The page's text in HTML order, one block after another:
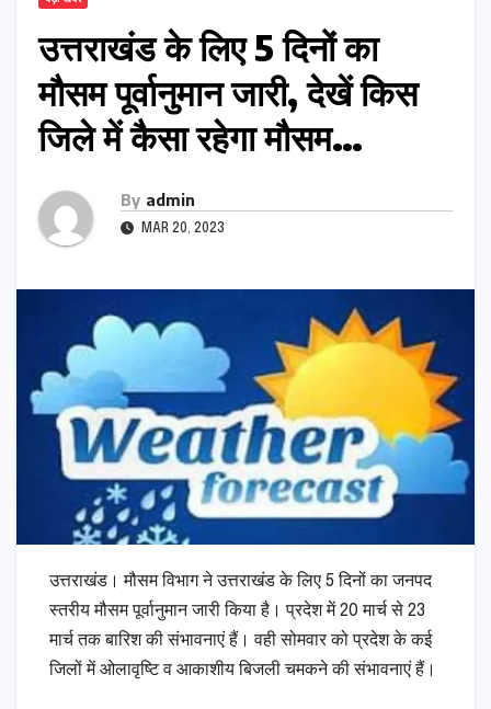
उत्तराखंड के लिए 5 दिनों का
मौसम पूर्वानुमान जारी, देखें किस
जिले में कैसा रहेगा मौसम…
By admin
MAR 20, 2023
उत्तराखंड। मौसम विभाग ने उत्तराखंड के लिए 5 दिनों का जनपद
स्तरीय मौसम पूर्वानुमान जारी किया है। प्रदेश में 20 मार्च से 23
मार्च तक बारिश की संभावनाएं हैं। वही सोमवार को प्रदेश के कई
जिलों में ओलावृष्टि व आकाशीय बिजली चमकने की संभावनाएं हैं।